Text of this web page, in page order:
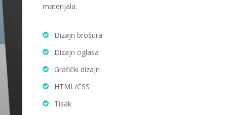
materijala.
Dizajn brošura
Dizajn oglasa
Grafički dizajn
HTML/CSS
Tisak